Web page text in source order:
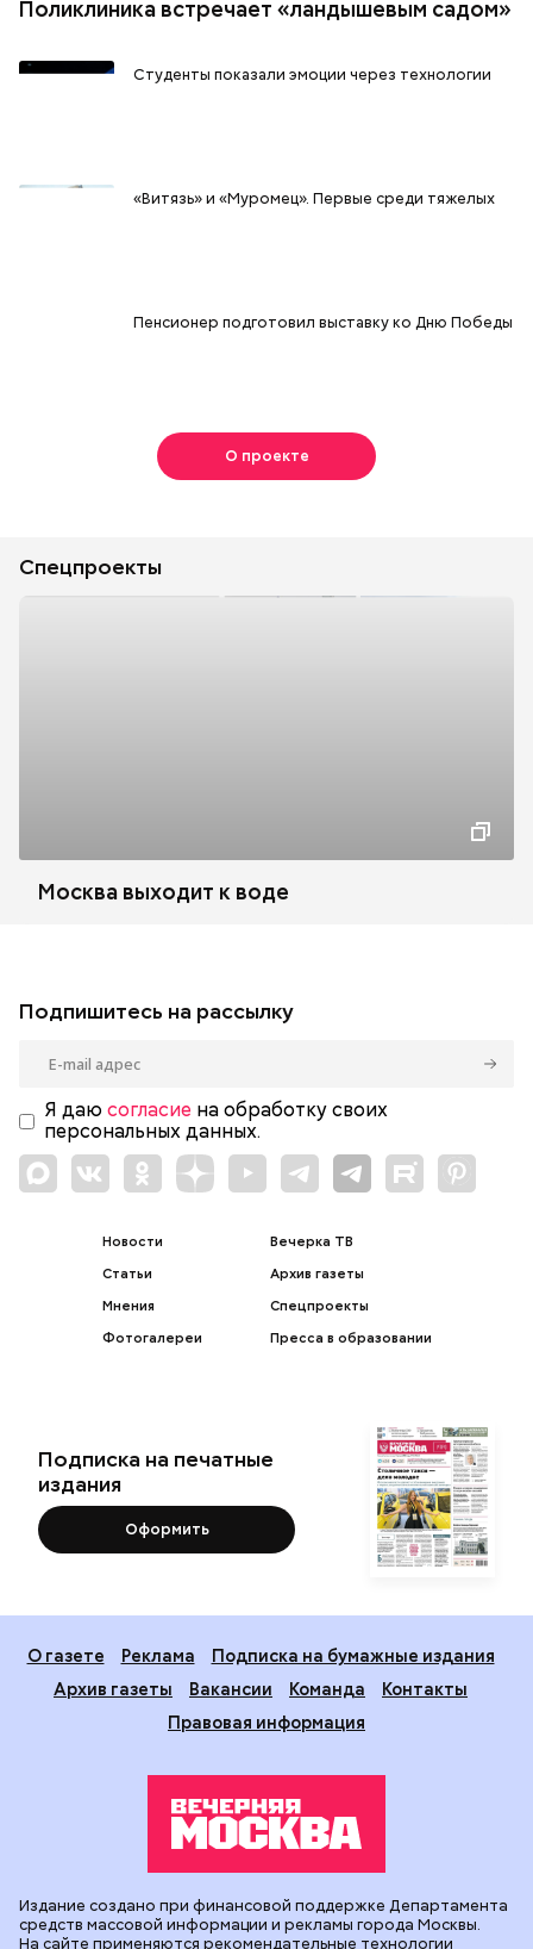
Поликлиника встречает «ландышевым садом»
Студенты показали эмоции через технологии
«Витязь» и «Муромец». Первые среди тяжелых
Пенсионер подготовил выставку ко Дню Победы
О проекте
Спецпроекты
Москва выходит к воде
Подпишитесь на рассылку
Я даю согласие на обработку своих
персональных данных.
Новости
Статьи
Мнения
Фотогалереи
Вечерка ТВ
Архив газеты
Спецпроекты
Пресса в образовании
Подписка на печатные
издания
Оформить
О газете Реклама
Подписка на бумажные издания
Архив газеты
Вакансии Команда
Контакты
Правовая информация
Издание создано при финансовой поддержке Департамента
средств массовой информации и рекламы города Москвы.
На сайте применяются рекомендательные технологии